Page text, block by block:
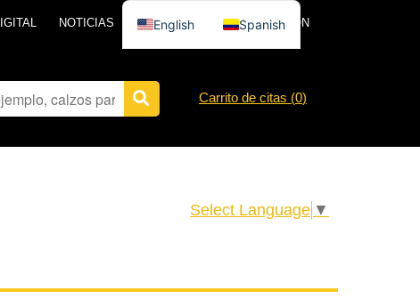
NOTICIAS PÓNGASE EN CONTACTO CON
Carrito de citas (0)
Select Language ▼
English Spanish